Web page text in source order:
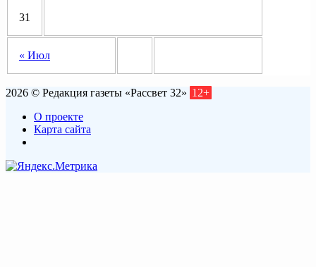
« Июл
31
2026 © Редакция газеты «Рассвет 32» 12+
О проекте
Карта сайта